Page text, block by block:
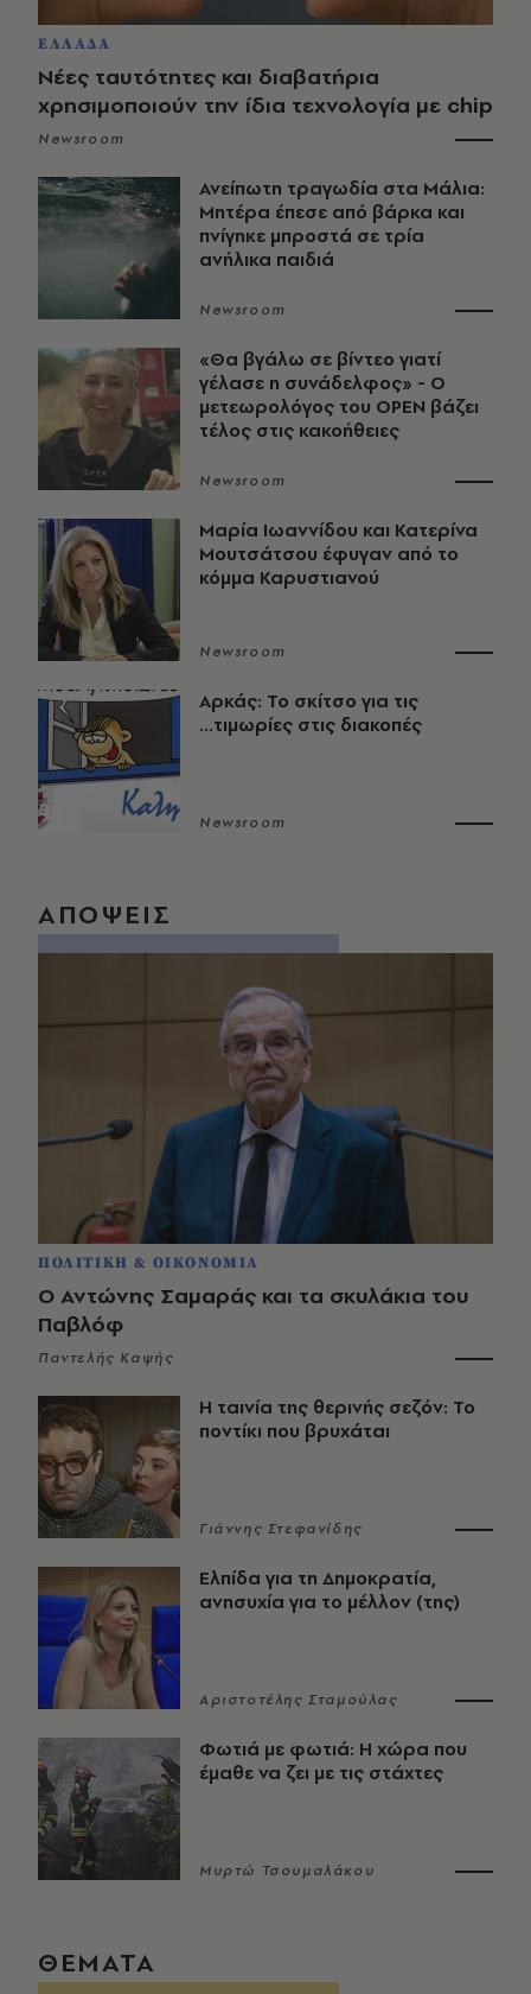
ΕΛΛΑΔΑ
Νέες ταυτότητες και διαβατήρια
χρησιμοποιούν την ίδια τεχνολογία με chip
Newsroom
Ανείπωτη τραγωδία στα Μάλια:
Μητέρα έπεσε από βάρκα και
πνίγηκε μπροστά σε τρία
ανήλικα παιδιά
Newsroom
«Θα βγάλω σε βίντεο γιατί
γέλασε η συνάδελφος» - Ο
μετεωρολόγος του OPEN βάζει
τέλος στις κακοήθειες
Newsroom
Μαρία Ιωαννίδου και Κατερίνα
Μουτσάτσου έφυγαν από το
κόμμα Καρυστιανού
Newsroom
Αρκάς: Το σκίτσο για τις
...τιμωρίες στις διακοπές
Newsroom
ΑΠΟΨΕΙΣ
ΠΟΛΙΤΙΚΗ & ΟΙΚΟΝΟΜΙΑ
Ο Αντώνης Σαμαράς και τα σκυλάκια του
Παβλόφ
Παντελής Καψής
Η ταινία της θερινής σεζόν: Το
ποντίκι που βρυχάται
Γιάννης Στεφανίδης
Ελπίδα για τη Δημοκρατία,
ανησυχία για το μέλλον (της)
Αριστοτέλης Σταμούλας
Φωτιά με φωτιά: Η χώρα που
έμαθε να ζει με τις στάχτες
Μυρτώ Τσουμαλάκου
ΘΕΜΑΤΑ